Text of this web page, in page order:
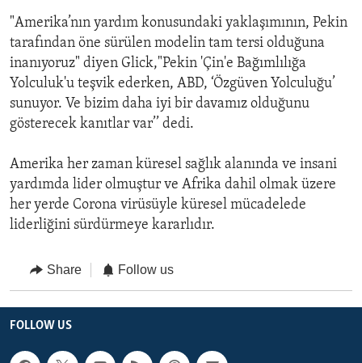
"Amerika’nın yardım konusundaki yaklaşımının, Pekin
tarafından öne sürülen modelin tam tersi olduğuna
inanıyoruz" diyen Glick,"Pekin 'Çin'e Bağımlılığa
Yolculuk'u teşvik ederken, ABD, ‘Özgüven Yolculuğu’
sunuyor. Ve bizim daha iyi bir davamız olduğunu
gösterecek kanıtlar var’’ dedi.
Amerika her zaman küresel sağlık alanında ve insani
yardımda lider olmuştur ve Afrika dahil olmak üzere
her yerde Corona virüsüyle küresel mücadelede
liderliğini sürdürmeye kararlıdır.
Share Follow us
FOLLOW US